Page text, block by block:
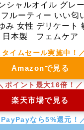
シャルオイル グレ
ルーティー いい匂
み 女性 デリケート
日本製 フェムケア
Amazonで見る
楽天市場で見る